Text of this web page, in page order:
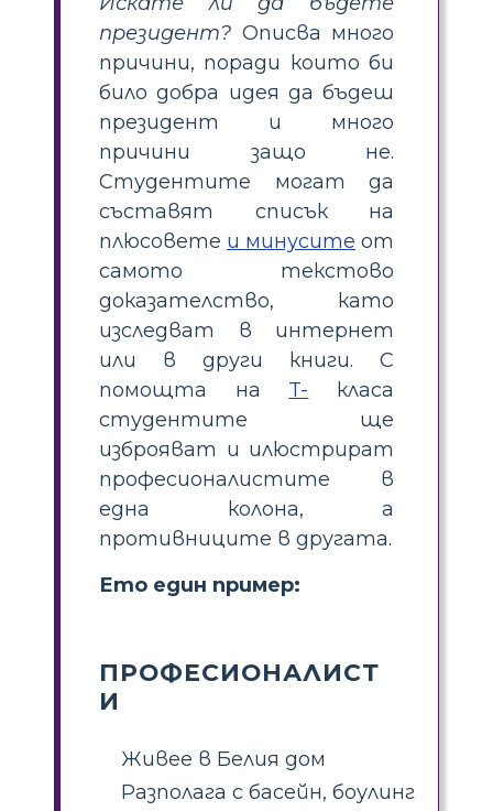
президент? Описва много
причини, поради които би
било добра идея да бъдеш
президент и много
причини защо не.
Студентите могат да
съставят списък на
плюсовете и минусите от
самото текстово
доказателство, като
изследват в интернет
или в други книги. С
помощта на T- класа
студентите ще
изброяват и илюстрират
професионалистите в
една колона, а
противниците в другата.
Ето един пример:
ПРОФЕСИОНАЛИСТ
И
Живее в Белия дом
Разполага с басейн, боулинг